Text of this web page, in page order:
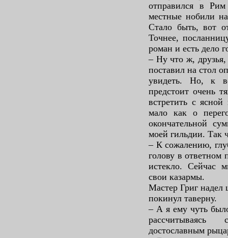
отправился в Рим
местные нобили
Стало быть, вот
Точнее,
роман и есть дело
– Ну что ж, друзья,
поставил на стол
увидеть. Но, к
предстоит очень
встретить с
мало как о
окончательной
моей гильдии. Так
– К сожалению,
голову в ответном
истекло. Сейчас
свои казармы.
Мастер Григ
покинул таверну.
– А я ему чуть
достославным